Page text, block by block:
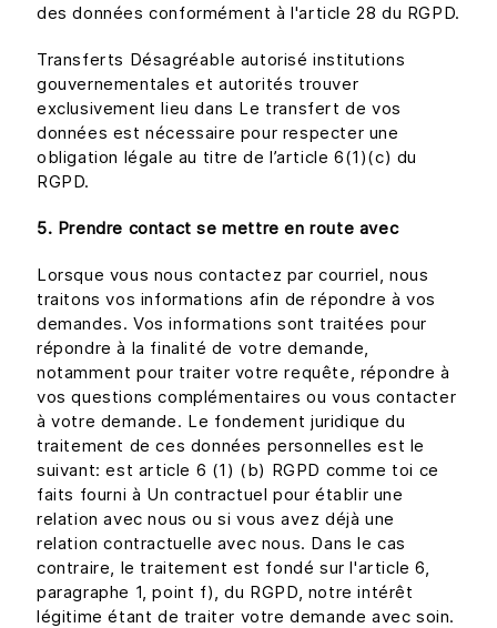
des données conformément à l'article 28 du RGPD.
Transferts Désagréable autorisé institutions
gouvernementales et autorités trouver
exclusivement lieu dans Le transfert de vos
données est nécessaire pour respecter une
obligation légale au titre de l’article 6(1)(c) du
RGPD.
5. Prendre contact se mettre en route avec
Lorsque vous nous contactez par courriel, nous
traitons vos informations afin de répondre à vos
demandes. Vos informations sont traitées pour
répondre à la finalité de votre demande,
notamment pour traiter votre requête, répondre à
vos questions complémentaires ou vous contacter
à votre demande. Le fondement juridique du
traitement de ces données personnelles est le
suivant: est article 6 (1) (b) RGPD comme toi ce
faits fourni à Un contractuel pour établir une
relation avec nous ou si vous avez déjà une
relation contractuelle avec nous. Dans le cas
contraire, le traitement est fondé sur l'article 6,
paragraphe 1, point f), du RGPD, notre intérêt
légitime étant de traiter votre demande avec soin.